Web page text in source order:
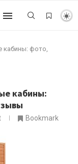
кабины: фото,
кабины:
Bookmark